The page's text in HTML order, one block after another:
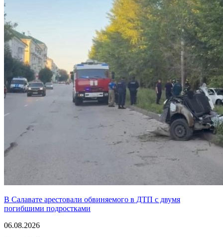
В Салавате арестовали обвиняемого в ДТП с двумя
погибшими подростками
06.08.2026